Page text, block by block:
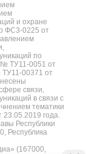
и охране
ФС3-0225 от
по
№ ТУ11-0051 от
00371 от
связи,
в связи с
тематики
года.
Республики
Республика
(167000,